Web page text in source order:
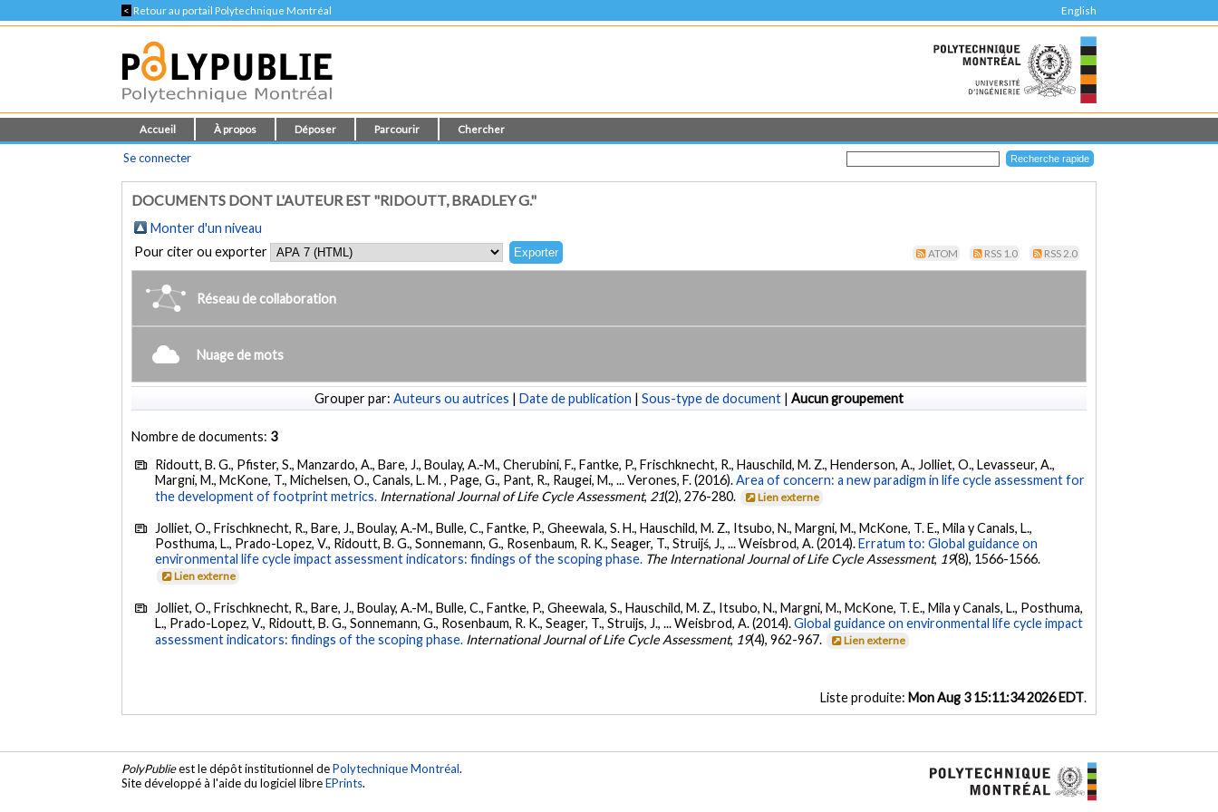
< Retour au portail Polytechnique Montréal English
Accueil À propos Déposer Parcourir Chercher
Se connecter
DOCUMENTS DONT L'AUTEUR EST "RIDOUTT, BRADLEY G."
Monter d'un niveau
Pour citer ou exporter
ATOM RSS 1.0 RSS 2.0
Réseau de collaboration
Nuage de mots
Grouper par: Auteurs ou autrices | Date de publication | Sous-type de document | Aucun groupement
Nombre de documents: 3
Ridoutt, B. G., Pfister, S., Manzardo, A., Bare, J., Boulay, A.-M., Cherubini, F., Fantke, P., Frischknecht, R., Hauschild, M. Z., Henderson, A., Jolliet, O., Levasseur, A.,
Margni, M., McKone, T., Michelsen, O., Canals, L. M. , Page, G., Pant, R., Raugei, M., ... Verones, F. (2016).Area of concern: a new paradigm in life cycle assessment for
the development of footprint metrics. International Journal of Life Cycle Assessment, 21(2), 276-280. Lien externe
Jolliet, O., Frischknecht, R., Bare, J., Boulay, A.-M., Bulle, C., Fantke, P., Gheewala, S. H., Hauschild, M. Z., Itsubo, N., Margni, M., McKone, T. E., Mila y Canals, L.,
Posthuma, L., Prado-Lopez, V., Ridoutt, B. G., Sonnemann, G., Rosenbaum, R. K., Seager, T., Struijś, J., ... Weisbrod, A. (2014).Erratum to: Global guidance on
environmental life cycle impact assessment indicators: findings of the scoping phase. The International Journal of Life Cycle Assessment, 19(8), 1566-1566.
Lien externe
Jolliet, O., Frischknecht, R., Bare, J., Boulay, A.-M., Bulle, C., Fantke, P., Gheewala, S., Hauschild, M. Z., Itsubo, N., Margni, M., McKone, T. E., Mila y Canals, L., Posthuma,
L., Prado-Lopez, V., Ridoutt, B. G., Sonnemann, G., Rosenbaum, R. K., Seager, T., Struijs, J., ... Weisbrod, A. (2014).Global guidance on environmental life cycle impact
assessment indicators: findings of the scoping phase. International Journal of Life Cycle Assessment, 19(4), 962-967. Lien externe
Liste produite: Mon Aug 3 15:11:34 2026 EDT.
PolyPublieest le dépôt institutionnel dePolytechnique Montréal.
Site développé à l'aide du logiciel libreEPrints.